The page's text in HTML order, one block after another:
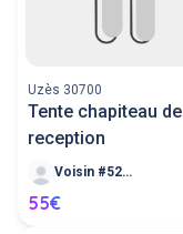
Uzès 30700
Tente chapiteau de
reception
Voisin #52018
55€